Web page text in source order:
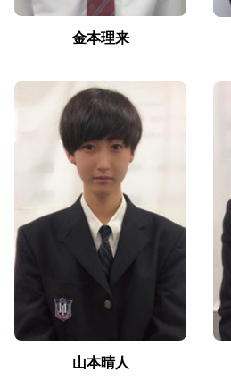
金本理来
山本晴人